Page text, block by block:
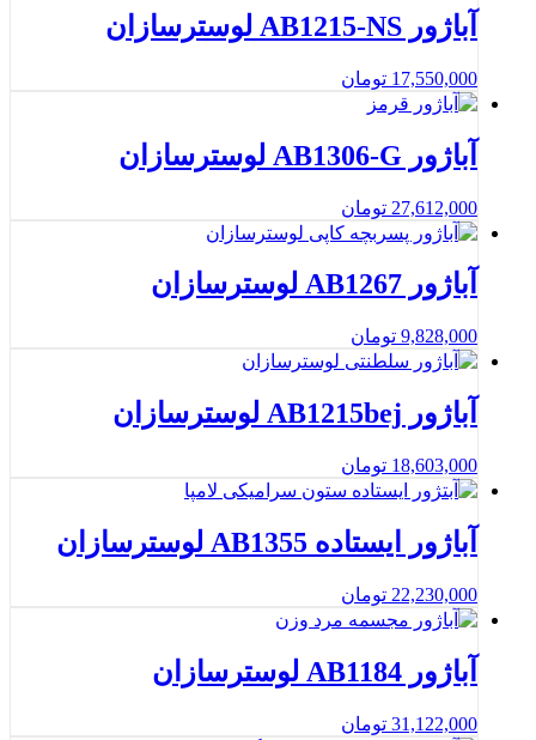
آباژور AB1215-NS لوسترسازان
17,550,000 تومان
آباژور AB1306-G لوسترسازان
27,612,000 تومان
آباژور AB1267 لوسترسازان
9,828,000 تومان
آباژور AB1215bej لوسترسازان
18,603,000 تومان
آباژور ایستاده AB1355 لوسترسازان
22,230,000 تومان
آباژور AB1184 لوسترسازان
31,122,000 تومان